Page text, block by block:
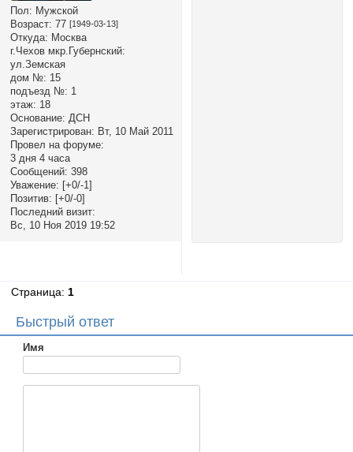
Пол: Мужской
Возраст: 77 [1949-03-13]
Откуда: Москва
г.Чехов мкр.Губернский:
ул.Земская
дом №: 15
подъезд №: 1
этаж: 18
Основание: ДСН
Зарегистрирован: Вт, 10 Май 2011
Провел на форуме:
3 дня 4 часа
Сообщений: 398
Уважение: [+0/-1]
Позитив: [+0/-0]
Последний визит:
Вс, 10 Ноя 2019 19:52
Страница:1
Быстрый ответ
Имя